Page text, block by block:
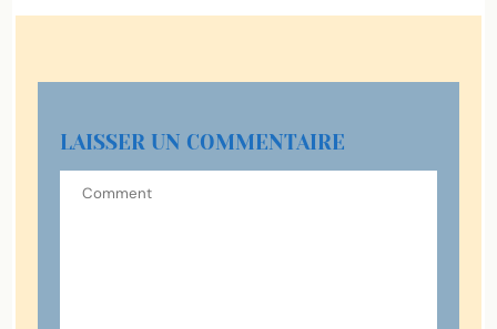
LAISSER UN COMMENTAIRE